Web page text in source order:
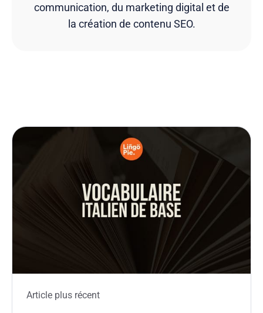
communication, du marketing digital et de
la création de contenu SEO.
Article plus récent